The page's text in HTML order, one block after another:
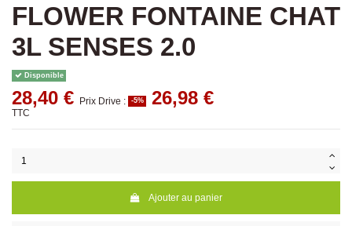
FLOWER FONTAINE CHAT
3L SENSES 2.0
Disponible
28,40 € Prix Drive : -5% 26,98 €
TTC
Ajouter au panier